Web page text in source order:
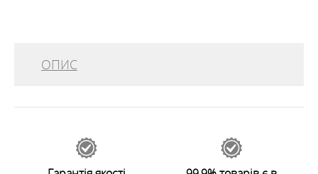
ОПИС
Багатофункціональнабандана Баффі, виконана з
вологи, вітру, пилу і сонячних променів, не
продувається, зате ефективно вбирає і відводить
вологу і зайве тепло при високій фізичній активності.